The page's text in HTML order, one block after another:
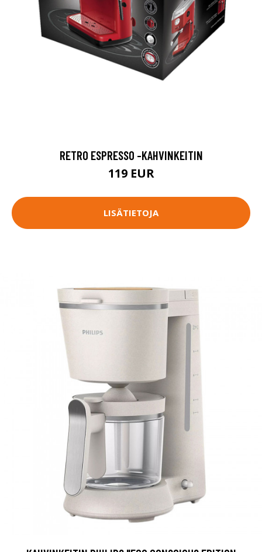
RETRO ESPRESSO -KAHVINKEITIN
119 EUR
LISÄTIETOJA